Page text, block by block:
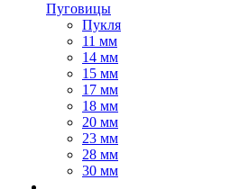
Пуговицы
Пукля
11 мм
14 мм
15 мм
17 мм
18 мм
20 мм
23 мм
28 мм
30 мм